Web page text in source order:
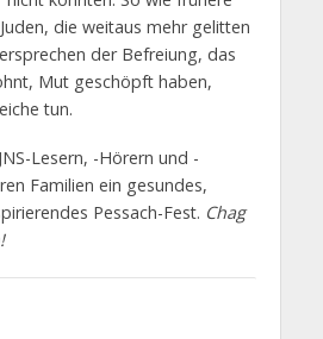
die weitaus mehr gelitten
der Befreiung, das
Mut geschöpft haben,
tun.
Lesern, -Hörern und -
Familien ein gesundes,
Pessach-Fest. Chag